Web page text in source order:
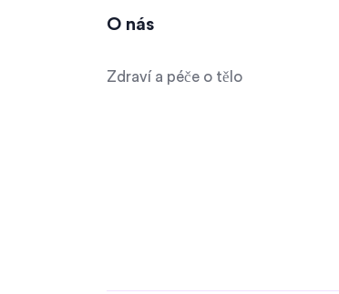
O nás
Zdraví a péče o tělo